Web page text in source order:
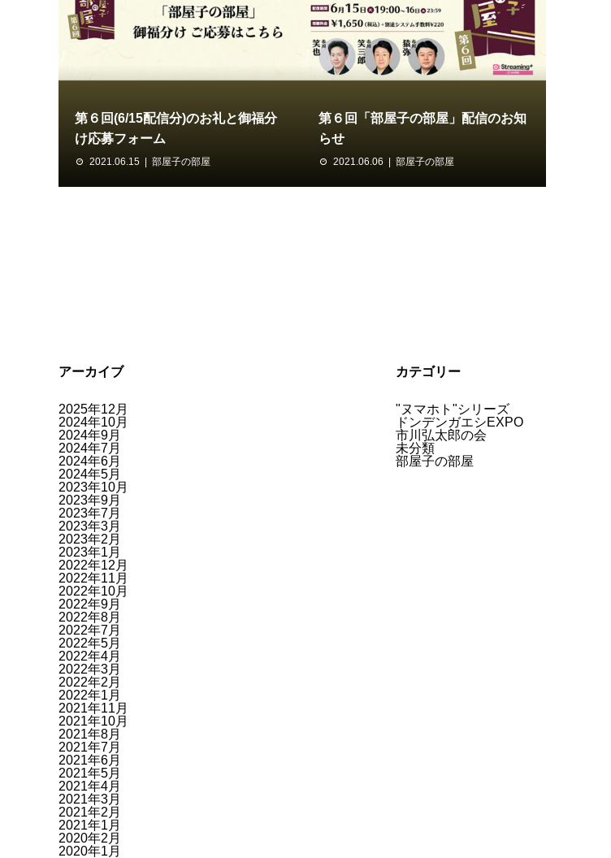
第６回(6/15配信分)のお礼と御福分
け応募フォーム
2021.06.15 部屋子の部屋
第６回「部屋子の部屋」配信のお知
らせ
2021.06.06 部屋子の部屋
アーカイブ
2025年12月
2024年10月
2024年9月
2024年7月
2024年6月
2024年5月
2023年10月
2023年9月
2023年7月
2023年3月
2023年2月
2023年1月
2022年12月
2022年11月
2022年10月
2022年9月
2022年8月
2022年7月
2022年5月
2022年4月
2022年3月
2022年2月
2022年1月
2021年11月
2021年10月
2021年8月
2021年7月
2021年6月
2021年5月
2021年4月
2021年3月
2021年2月
2021年1月
2020年2月
2020年1月
カテゴリー
"ヌマホト"シリーズ
ドンデンガエシEXPO
市川弘太郎の会
未分類
部屋子の部屋